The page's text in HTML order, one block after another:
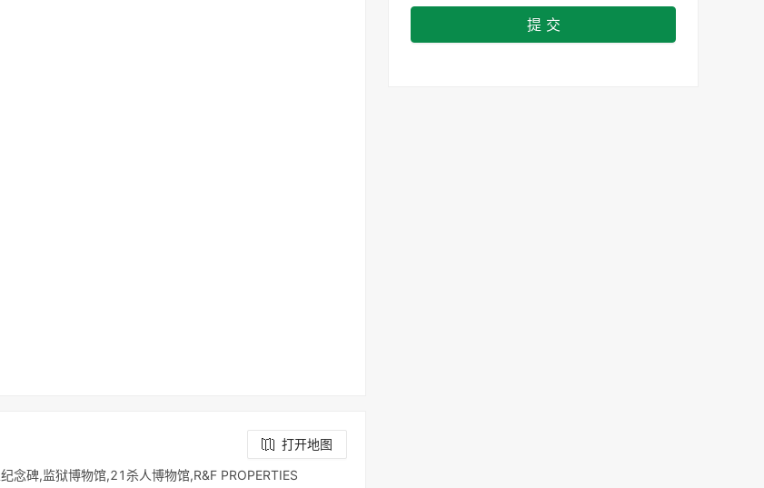
提 交
打开地图
念碑,监狱博物馆,21杀人博物馆,R&F PROPERTIES